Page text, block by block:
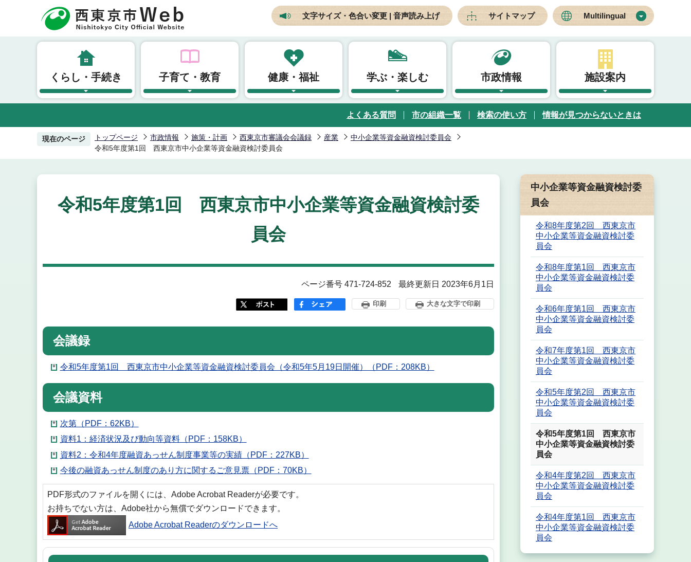
頭
文字サイズ・色合い変更 | 音声読み上げ サイトマップ Multilingual
くらし・手続き 子育て・教育 健康・福祉 学ぶ・楽しむ 市政情報 施設案内
よくある質問 市の組織一覧 検索の使い方 情報が見つからないときは
現在のページ トップページ 市政情報 施策・計画 西東京市審議会会議録 産業
中小企業等資金融資検討委員会
令和5年度第1回 西東京市中小企業等資金融資検討委員会
令和5年度第1回 西東京市中小企業等資金融資検討委
員会
ページ番号 471-724-852 最終更新日 2023年6月1日
印刷 大きな文字で印刷
会議録
令和5年度第1回 西東京市中小企業等資金融資検討委員会（令和5年5月19日開催）（PDF：208KB）
会議資料
次第（PDF：62KB）
資料1：経済状況及び動向等資料（PDF：158KB）
資料2：令和4年度融資あっせん制度事業等の実績（PDF：227KB）
今後の融資あっせん制度のあり方に関するご意見票（PDF：70KB）
PDF形式のファイルを開くには、Adobe Acrobat Readerが必要です。
お持ちでない方は、Adobe社から無償でダウンロードできます。
Adobe Acrobat Readerのダウンロードへ
中小企業等資金融資検討委
員会
令和8年度第2回 西東京市
中小企業等資金融資検討委
員会
令和8年度第1回 西東京市
中小企業等資金融資検討委
員会
令和6年度第1回 西東京市
中小企業等資金融資検討委
員会
令和7年度第1回 西東京市
中小企業等資金融資検討委
員会
令和5年度第2回 西東京市
中小企業等資金融資検討委
員会
令和5年度第1回 西東京市
中小企業等資金融資検討委
員会
令和4年度第2回 西東京市
中小企業等資金融資検討委
員会
令和4年度第1回 西東京市
中小企業等資金融資検討委
員会